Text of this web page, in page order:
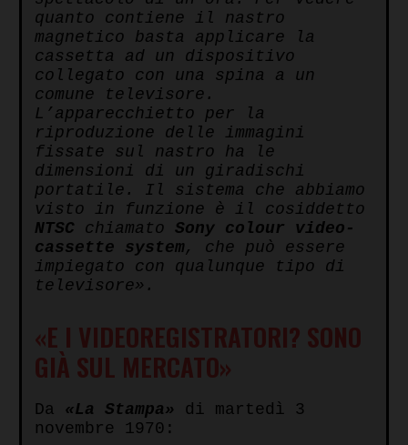
quanto contiene il nastro
magnetico basta
applicare la
cassetta ad un dispositivo
collegato con una spina a un
comune televisore.
L’apparecchietto per la
riproduzione delle immagini
fissate sul nastro ha le
dimensioni di un giradischi
portatile. Il sistema che abbiamo
visto in funzione è il cosiddetto
NTSC chiamato Sony colour video-
cassette system, che può essere
impiegato con qualunque tipo di
televisore».
«E I VIDEOREGISTRATORI? SONO
GIÀ SUL MERCATO»
Da «La Stampa» di martedì 3
novembre 1970: